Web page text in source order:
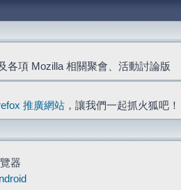
各項 Mozilla 相關聚會、活動討論版
推廣網站 ，讓我們一起抓火狐吧！
器